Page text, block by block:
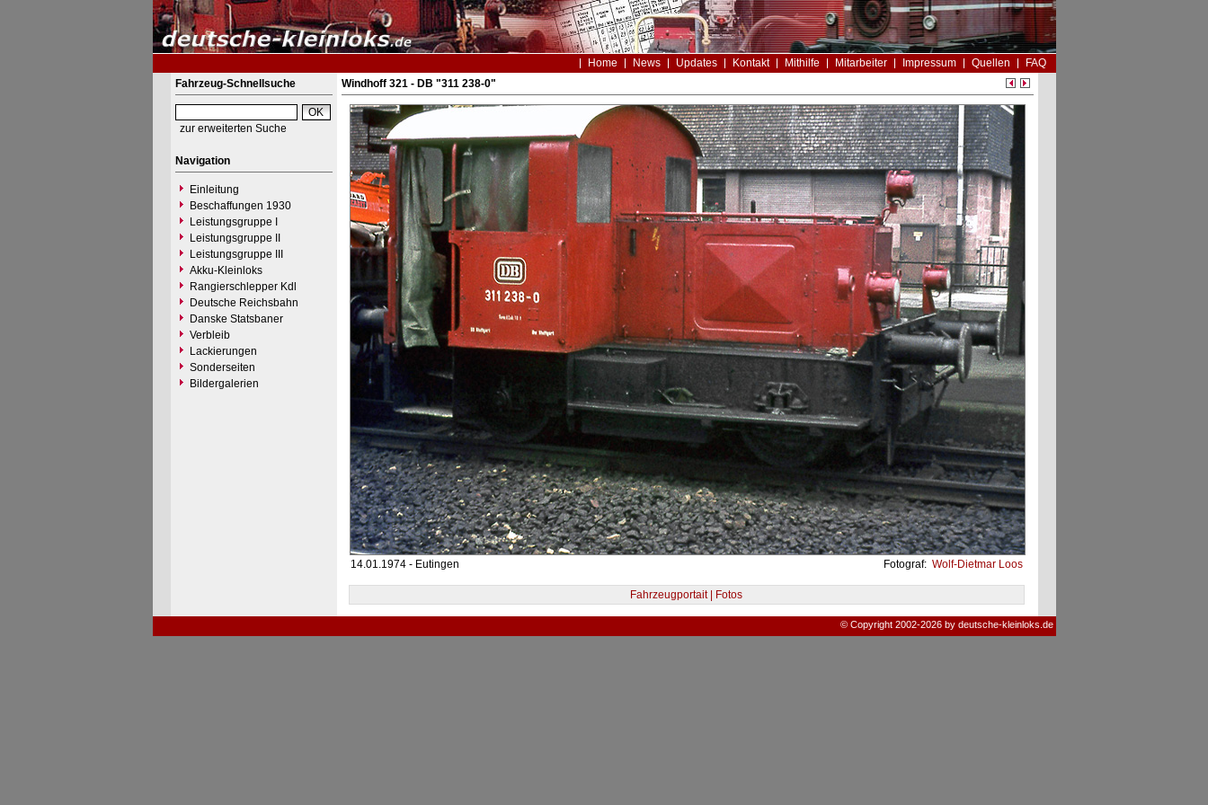
Home News Updates Kontakt Mithilfe Mitarbeiter Impressum Quellen
FAQ
Fahrzeug-Schnellsuche
zur erweiterten Suche
Navigation
Einleitung
Beschaffungen 1930
Leistungsgruppe I
Leistungsgruppe II
Leistungsgruppe III
Akku-Kleinloks
Rangierschlepper Kdl
Deutsche Reichsbahn
Danske Statsbaner
Verbleib
Lackierungen
Sonderseiten
Bildergalerien
Windhoff 321 - DB "311 238-0"
14.01.1974 - Eutingen Fotograf: Wolf-Dietmar Loos
Fahrzeugportait | Fotos
© Copyright 2002-2026 by deutsche-kleinloks.de